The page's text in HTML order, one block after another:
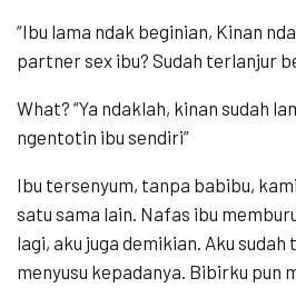
“Ibu lama ndak beginian, Kinan
partner sex ibu? Sudah terlanjur
What? “Ya ndaklah, kinan sudah
ngentotin ibu sendiri”
Ibu tersenyum, tanpa babibu,
satu sama lain. Nafas ibu
lagi, aku juga demikian. Aku
menyusu kepadanya. Bibirku pun